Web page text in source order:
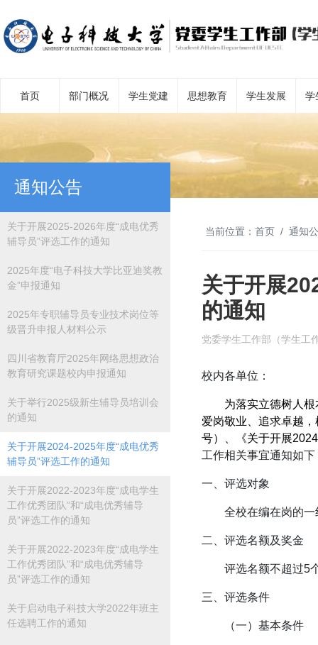
首页 部门概况 学生党建 思想教育 学生发展 学
通知公告
关于开展2025-2026年度“成电优秀
辅导员”评选工作的通知
2025年度“电子科技大学比亚迪奖教
金”申报通知
2025年专职辅导员专业技术岗位等
级晋升申报人材料公示
四川省教育厅2025年网络思想政治
教育研究课题校内申报通知
关于举行2025级新生辅导员培训会
的通知
关于开展2024-2025年度“成电优秀
辅导员”评选工作的通知
关于开展2022-2023年度“成电学生
工作优秀团队”和“成电优秀辅导
员”评选工作的通知
关于开展2022-2023年度“成电学生
工作优秀团队”和“成电优秀辅导
员”评选工作的通知
关于启动电子科技大学2022年班主
任选聘工作的通知
当前位置： 首页 通知
关于开展
的通知
党委学生工作部（学生工
校内各单位：
为落实立德树人
爱岗敬业、追求卓越
号）、《关于开展
工作相关事宜通知如下
一、评选对象
全校在编在岗的
二、评选名额及奖金
评选名额不超过5
三、评选条件
（一）基本条件